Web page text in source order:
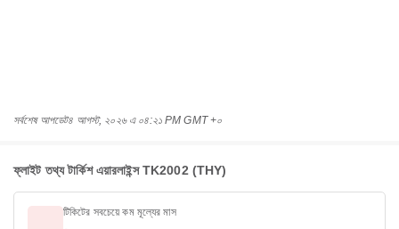
সর্বশেষ আপডেট৪ আগস্ট, ২০২৬ এ ০৪:২১ PM GMT +০
ফ্লাইট তথ্য টার্কিশ এয়ারলাইন্স TK2002 (THY)
টিকিটের সবচেয়ে কম মূল্যের মাস